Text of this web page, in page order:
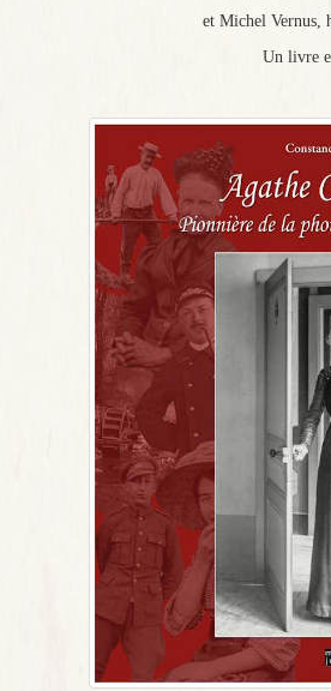
et Michel Vernus,
Un livre